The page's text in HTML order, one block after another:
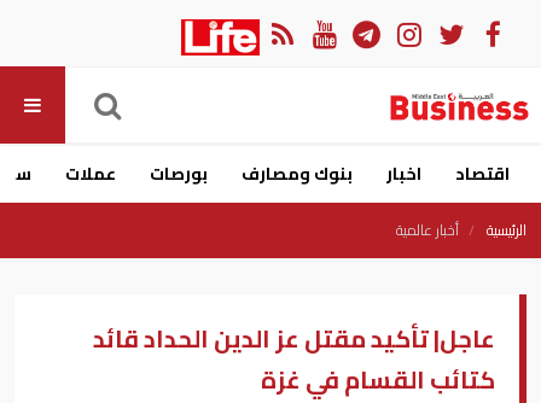
اقتصاد اخبار بنوك ومصارف بورصات عملات
الرئيسية أخبار عالمية
عاجل| تأكيد مقتل عز الدين الحداد قائد
كتائب القسام في غزة